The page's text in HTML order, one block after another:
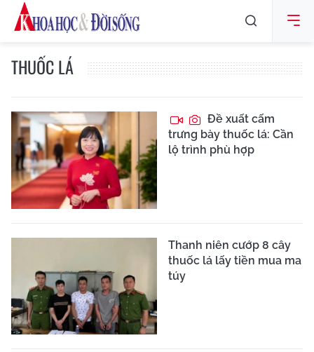
THUỐC LÁ
Đề xuất cấm
trưng bày thuốc lá: Cần
lộ trình phù hợp
Thanh niên cướp 8 cây
thuốc lá lấy tiền mua ma
túy